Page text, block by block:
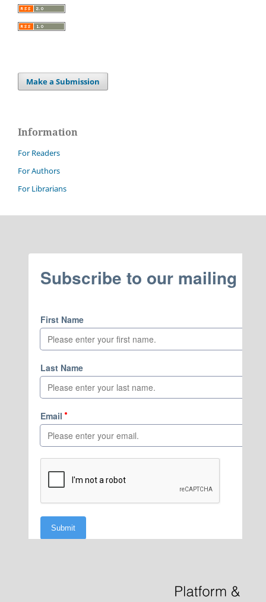
Make a Submission
Information
For Readers
For Authors
For Librarians